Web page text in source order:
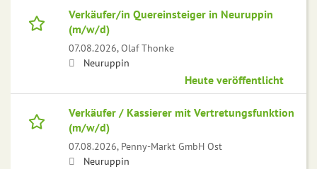
Verkäufer/in Quereinsteiger in Neuruppin
(m/w/d)
07.08.2026,Olaf Thonke
Neuruppin
Heute veröffentlicht
Verkäufer / Kassierer mit Vertretungsfunktion
(m/w/d)
07.08.2026, Penny-Markt GmbH Ost
Neuruppin